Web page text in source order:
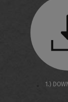
1.)